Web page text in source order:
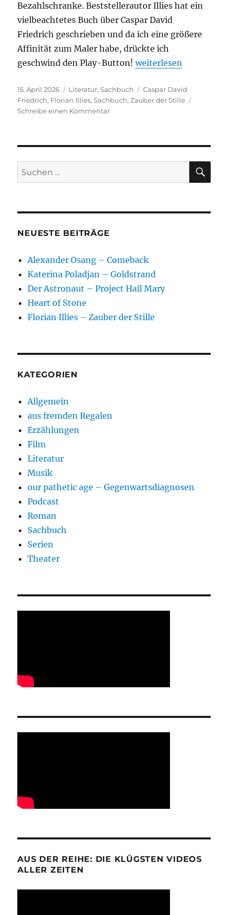
Bezahlschranke. Beststellerautor Illies hat ein
vielbeachtetes Buch über Caspar David
Friedrich geschrieben und da ich eine größere
Affinität zum Maler habe, drückte ich
geschwind den Play-Button!„Florian Illies –
weiterlesen
Veröffentlicht
am
15. April 2026 Kategorien
Literatur,Sachbuch Schlagwörter
Caspar David
Friedrich, Florian Illies,Sachbuch,Zauber der Stille
Schreibe einen Kommentarzu
der
Suchen
nach:
NEUESTE BEITRÄGE
Alexander Osang – Comeback
Katerina Poladjan – Goldstrand
Der Astronaut – Project Hail Mary
Heart of Stone
Florian Illies – Zauber der Stille
KATEGORIEN
Allgemein
aus fremden Regalen
Erzählungen
Film
Literatur
Musik
our pathetic age – Gegenwartsdiagnosen
Podcast
Roman
Sachbuch
Serien
Theater
AUS DER REIHE: DIE KLÜGSTEN VIDEOS
ALLER ZEITEN